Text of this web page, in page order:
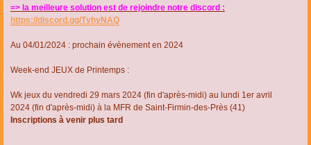
=> la meilleure solution est de rejoindre notre discord :
https://discord.gg/TvhyNAQ
Au 04/01/2024 : prochain évènement en 2024
Week-end JEUX de Printemps :
Wk jeux du vendredi 29 mars 2024 (fin d'après-midi) au lundi 1er avril
2024 (fin d'après-midi) à la MFR de Saint-Firmin-des-Près (41)
Inscriptions à venir plus tard